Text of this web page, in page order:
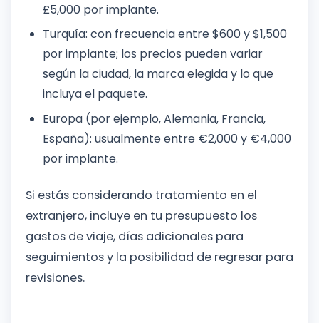
£5,000 por implante.
Turquía: con frecuencia entre $600 y $1,500
por implante; los precios pueden variar
según la ciudad, la marca elegida y lo que
incluya el paquete.
Europa (por ejemplo, Alemania, Francia,
España): usualmente entre €2,000 y €4,000
por implante.
Si estás considerando tratamiento en el
extranjero, incluye en tu presupuesto los
gastos de viaje, días adicionales para
seguimientos y la posibilidad de regresar para
revisiones.